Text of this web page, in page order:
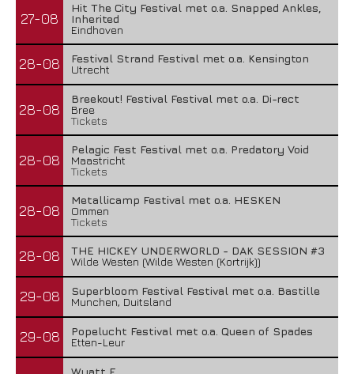
27-08
Hit The City Festival met o.a. Snapped Ankles,
Inherited
Eindhoven
28-08
Festival Strand Festival met o.a. Kensington
Utrecht
28-08
Breekout! Festival Festival met o.a. Di-rect
Bree
Tickets
28-08
Pelagic Fest Festival met o.a. Predatory Void
Maastricht
Tickets
28-08
Metallicamp Festival met o.a. HESKEN
Ommen
Tickets
28-08
THE HICKEY UNDERWORLD - DAK SESSION #3
Wilde Westen (Wilde Westen (Kortrijk))
29-08
Superbloom Festival Festival met o.a. Bastille
Munchen, Duitsland
29-08
Popelucht Festival met o.a. Queen of Spades
Etten-Leur
Wyatt E.